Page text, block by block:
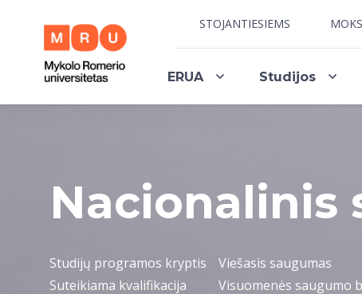
STOJANTIESIEMS
ERUA Studijos
Nacionalinis
Studijų programos kryptis
Viešasis saugumas
Suteikiama kvalifikacija
Visuomenės saugumo